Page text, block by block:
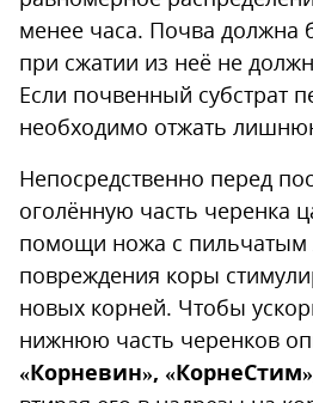
менее часа. Почва должна
при сжатии из неё не
Если почвенный субстрат
необходимо отжать
Непосредственно перед
оголённую часть черенка
помощи ножа с пильчатым
повреждения коры
новых корней. Чтобы
нижнюю часть черенков
«Корневин»,